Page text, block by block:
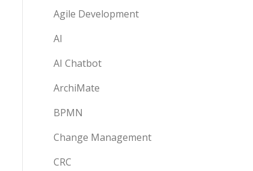
Agile Development
AI
AI Chatbot
ArchiMate
BPMN
Change Management
CRC